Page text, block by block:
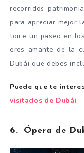
recorridos
para apreciar mejor
tome un paseo en
eres amante de la
Dubái que debes
Puede que te
visitados de Dubái
6.- Ópera de